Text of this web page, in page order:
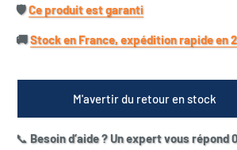
🛡️​Ce produit est garanti
🚚​Stock en France, expédition rapide en
M'avertir du retour en stock
📞 Besoin d’aide ? Un expert vous répond